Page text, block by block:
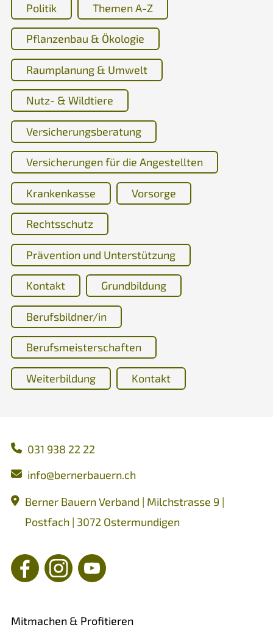
Politik Themen A-Z
Pflanzenbau & Ökologie
Raumplanung & Umwelt
Nutz- & Wildtiere
Versicherungsberatung
Versicherungen für die Angestellten
Krankenkasse Vorsorge
Rechtsschutz
Prävention und Unterstützung
Kontakt Grundbildung
Berufsbildner/in
Berufsmeisterschaften
Weiterbildung Kontakt
031 938 22 22
nf
b rn rb rn ch
Berner Bauern Verband | Milchstrasse 9 |
Postfach | 3072 Ostermundigen
Mitmachen & Profitieren